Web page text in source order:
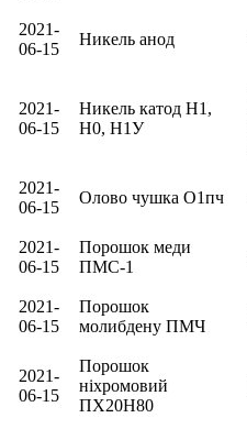
2021-
06-15
Никель анод
2021-
06-15
Никель катод Н1,
Н0, Н1У
2021-
06-15
Олово чушка О1пч
2021-
06-15
Порошок меди
ПМС-1
2021-
06-15
Порошок
молибдену ПМЧ
2021-
06-15
Порошок
ніхромовий
ПХ20Н80